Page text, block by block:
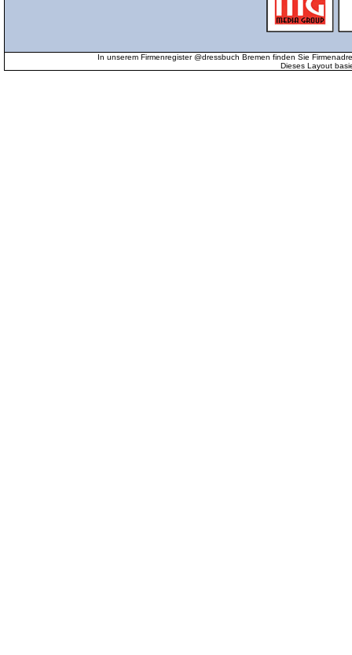
In unserem Firmenregister @dressbuch Bremen finden Sie
Dieses Layout